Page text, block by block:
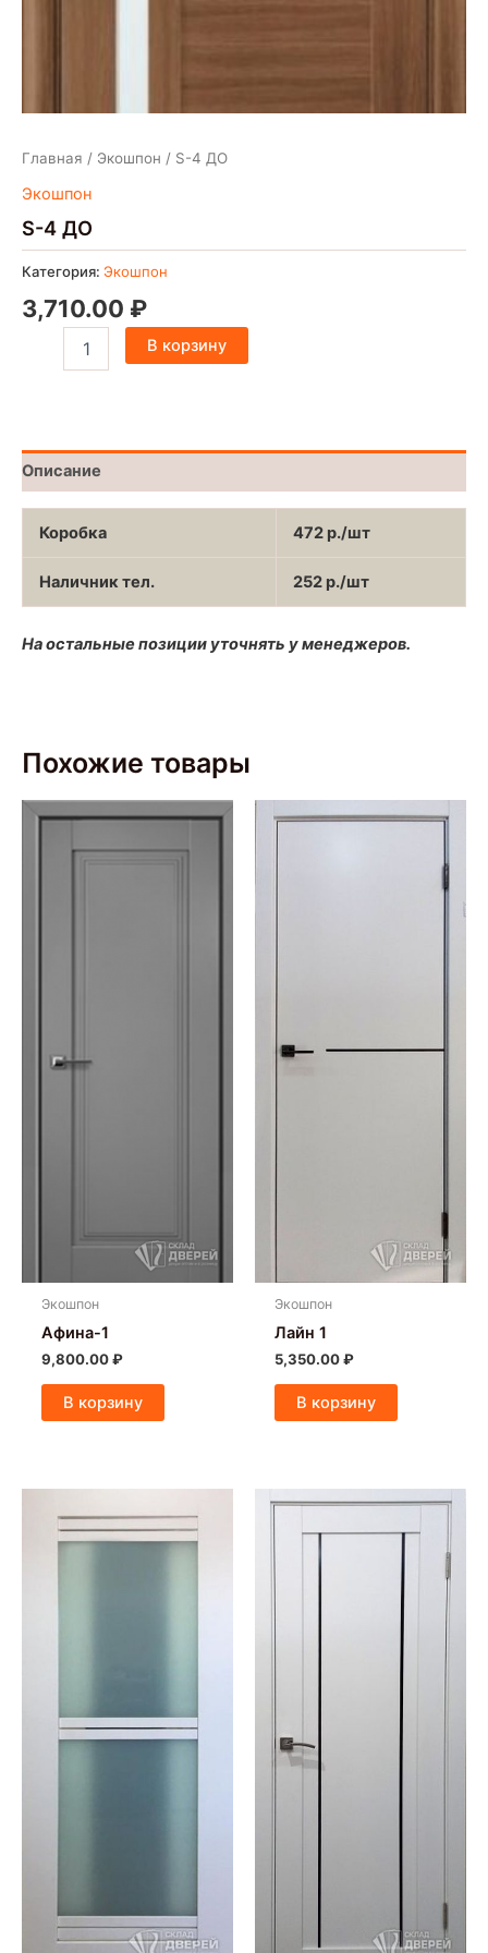
Главная / Экошпон / S-4 ДО
Экошпон
S-4 ДО
Категория: Экошпон
3,710.00 ₽
В корзину
Описание
Коробка 472 р./шт
Наличник тел. 252 р./шт
На остальные позиции уточнять у менеджеров.
Похожие товары
Экошпон
Афина-1
9,800.00₽
В корзину
Экошпон
Лайн 1
5,350.00₽
В корзину